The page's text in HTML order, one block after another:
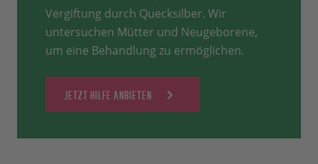
Vergiftung durch Quecksilber. Wir
untersuchen Mütter und Neugeborene,
um eine Behandlung zu ermöglichen.
JETZT HILFE ANBIETEN